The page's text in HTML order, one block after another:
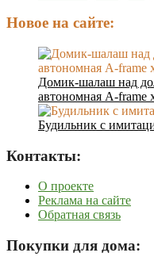
Новое на сайте:
Домик-шалаш над
автономная A-frame
Будильник с
Контакты:
О проекте
Реклама на сайте
Обратная связь
Покупки для дома: